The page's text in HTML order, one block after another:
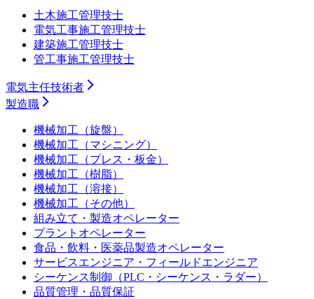
土木施工管理技士
電気工事施工管理技士
建築施工管理技士
管工事施工管理技士
電気主任技術者
製造職
機械加工（旋盤）
機械加工（マシニング）
機械加工（プレス・板金）
機械加工（樹脂）
機械加工（溶接）
機械加工（その他）
組み立て・製造オペレーター
プラントオペレーター
食品・飲料・医薬品製造オペレーター
サービスエンジニア・フィールドエンジニア
シーケンス制御（PLC・シーケンス・ラダー）
品質管理・品質保証